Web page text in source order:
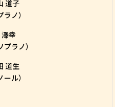
道子
ラノ）
幸
プラノ）
道生
ール）